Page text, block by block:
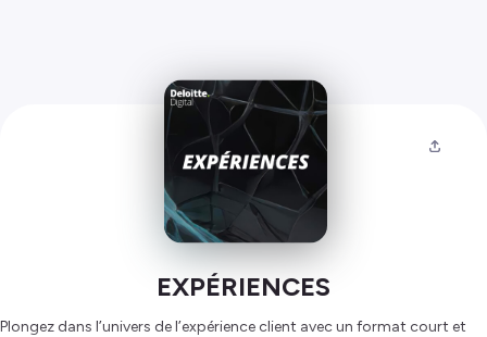
EXPÉRIENCES
Plongez dans l’univers de l’expérience client avec un format court et